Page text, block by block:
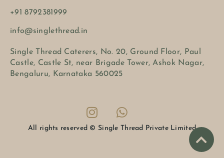
+91 8792381999
info@singlethread.in
Single Thread Caterers, No. 20, Ground Floor, Paul
Castle, Castle St, near Brigade Tower, Ashok Nagar,
Bengaluru, Karnataka 560025
All rights reserved © Single Thread Private Limited